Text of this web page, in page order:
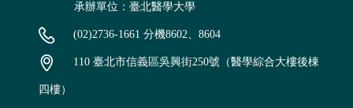
承辦單位：臺北醫學大學
(02)2736-1661 分機8602、8604
110 臺北市信義區吳興街250號（醫學綜合大樓後棟
四樓）